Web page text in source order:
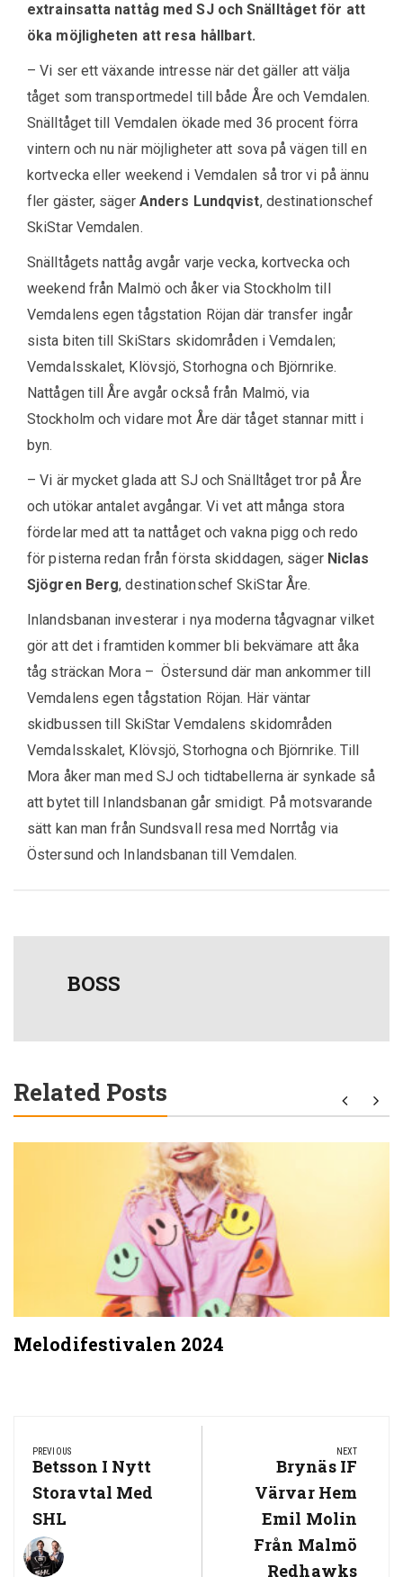
extrainsatta nattåg med SJ och Snälltåget för att
öka möjligheten att resa hållbart.
– Vi ser ett växande intresse när det gäller att välja
tåget som transportmedel till både Åre och Vemdalen.
Snälltåget till Vemdalen ökade med 36 procent förra
vintern och nu när möjligheter att sova på vägen till en
kortvecka eller weekend i Vemdalen så tror vi på ännu
fler gäster, säger Anders Lundqvist, destinationschef
SkiStar Vemdalen.
Snälltågets nattåg avgår varje vecka, kortvecka och
weekend från Malmö och åker via Stockholm till
Vemdalens egen tågstation Röjan där transfer ingår
sista biten till SkiStars skidområden i Vemdalen;
Vemdalsskalet, Klövsjö, Storhogna och Björnrike.
Nattågen till Åre avgår också från Malmö, via
Stockholm och vidare mot Åre där tåget stannar mitt i
byn.
– Vi är mycket glada att SJ och Snälltåget tror på Åre
och utökar antalet avgångar. Vi vet att många stora
fördelar med att ta nattåget och vakna pigg och redo
för pisterna redan från första skiddagen, säger Niclas
Sjögren Berg, destinationschef SkiStar Åre.
Inlandsbanan investerar i nya moderna tågvagnar vilket
gör att det i framtiden kommer bli bekvämare att åka
tåg sträckan Mora – Östersund där man ankommer till
Vemdalens egen tågstation Röjan. Här väntar
skidbussen till SkiStar Vemdalens skidområden
Vemdalsskalet, Klövsjö, Storhogna och Björnrike. Till
Mora åker man med SJ och tidtabellerna är synkade så
att bytet till Inlandsbanan går smidigt. På motsvarande
sätt kan man från Sundsvall resa med Norrtåg via
Östersund och Inlandsbanan till Vemdalen.
BOSS
Related Posts
Melodifestivalen 2024
navigation
PREVIOUS
Previous
Post:
Betsson I Nytt
Storavtal Med
SHL
NEXT
Next
Post:
Brynäs IF
Värvar Hem
Emil Molin
Från Malmö
Redhawks